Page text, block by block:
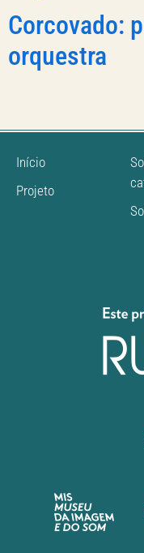
Corcovado:
orquestra
Início
Projeto